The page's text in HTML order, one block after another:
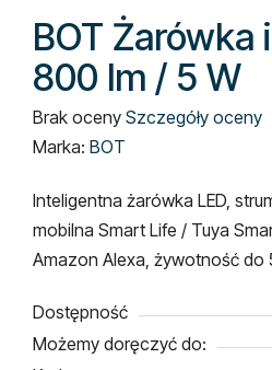
BOT Żarówka
800 lm / 5 W
Średnia
ocena
wynosi
0,0
na
gwiazdek.
Brak oceny Szczegóły oceny
Marka: BOT
Inteligentna żarówka LED,
mobilna Smart Life / Tuya
Amazon Alexa, żywotność do
Dostępność
Możemy doręczyć do: